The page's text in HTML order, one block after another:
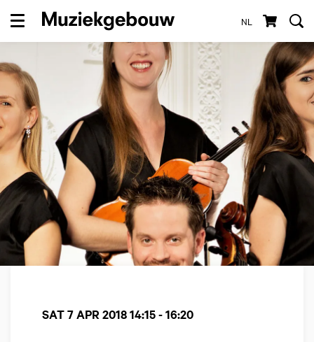
NL
Menu
SAT 7 APR 201814:15 - 16:20